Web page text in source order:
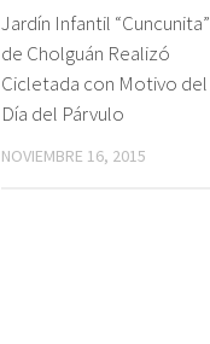
Jardín Infantil “Cuncunita”
de Cholguán Realizó
Cicletada con Motivo del
Día del Párvulo
NOVIEMBRE 16, 2015